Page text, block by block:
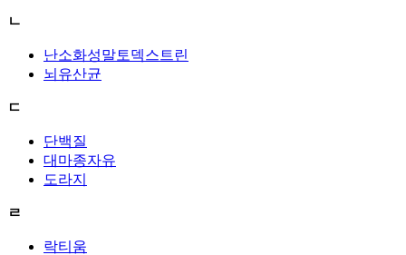
ㄴ
난소화성말토덱스트린
뇌유산균
ㄷ
단백질
대마종자유
도라지
ㄹ
락티움